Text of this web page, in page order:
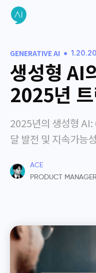
GENERATIVE AI •
생성형 AI
2025년
2025년의 생성형
달 발전 및 지속가능
ACE
PRODUCT MANAGER